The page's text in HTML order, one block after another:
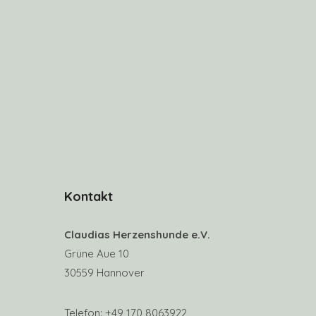
Kontakt
Claudias Herzenshunde e.V.
Grüne Aue 10
30559 Hannover
Telefon: +49 170 8063922